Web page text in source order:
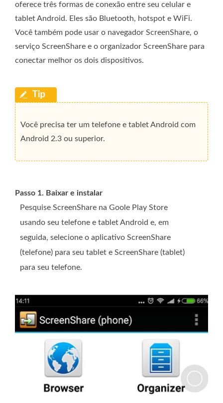
oferece três formas de conexão entre seu celular e
tablet Android. Eles são Bluetooth, hotspot e WiFi.
Você também pode usar o navegador ScreenShare, o
serviço ScreenShare e o organizador ScreenShare para
conectar melhor os dois dispositivos.
Você precisa ter um telefone e tablet Android com
Android 2.3 ou superior.
Passo 1. Baixar e instalar
Pesquise ScreenShare na Goole Play Store
usando seu telefone e tablet Android e, em
seguida, selecione o aplicativo ScreenShare
(telefone) para seu tablet e ScreenShare (tablet)
para seu telefone.